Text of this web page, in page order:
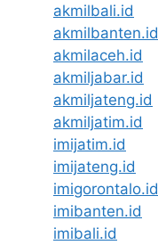
akmilbali.id
akmilbanten.id
akmilaceh.id
akmiljabar.id
akmiljateng.id
akmiljatim.id
imijatim.id
imijateng.id
imigorontalo.id
imibanten.id
imibali.id